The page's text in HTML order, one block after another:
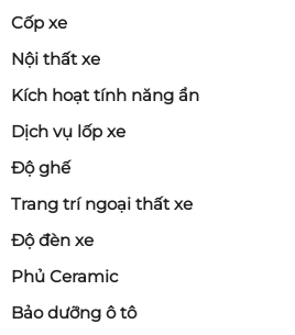
Cốp xe
Nội thất xe
Kích hoạt tính năng ẩn
Dịch vụ lốp xe
Độ ghế
Trang trí ngoại thất xe
Độ đèn xe
Phủ Ceramic
Bảo dưỡng ô tô